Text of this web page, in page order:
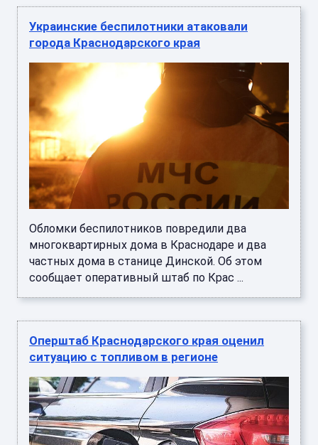
Украинские беспилотники атаковали
города Краснодарского края
Обломки беспилотников повредили два
многоквартирных дома в Краснодаре и два
частных дома в станице Динской. Об этом
сообщает оперативный штаб по Крас ...
Оперштаб Краснодарского края оценил
ситуацию с топливом в регионе